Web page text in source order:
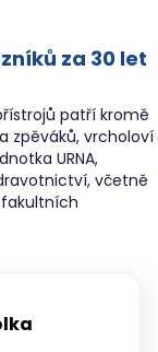
za 30 let
patří kromě
zpěváků, vrcholoví
URNA,
včetně